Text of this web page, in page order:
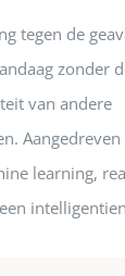
tegen de
zonder
van andere
learning,